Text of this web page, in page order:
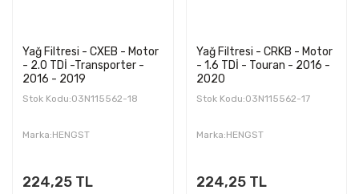
Yağ Filtresi - CXEB - Motor
- 2.0 TDİ -Transporter -
2016 - 2019
Stok Kodu:03N115562-18
Marka:HENGST
224,25 TL
Yağ Filtresi - CRKB - Motor
- 1.6 TDİ - Touran - 2016 -
2020
Stok Kodu:03N115562-17
Marka:HENGST
224,25 TL